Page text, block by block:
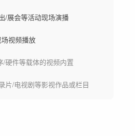
/展会等活动现场演播
视频播放
/硬件等载体的视频内置
片/电视剧等影视作品或栏目